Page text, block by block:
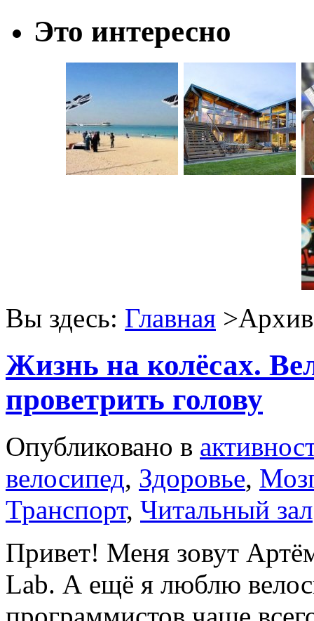
Это интересно
Вы здесь: Главная >Архив
Жизнь на колёсах.
проветрить голову
Опубликовано в
велосипед, Здоровье,
Транспорт, Читальный зал
Привет! Меня зовут
Lab. А ещё я люблю